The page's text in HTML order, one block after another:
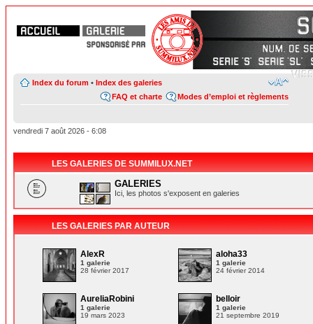
Index du forum • Index des galeries
Modes d’emploi et règlements
FAQ et charte
vendredi 7 août 2026 - 6:08
LES GALERIES DE SUMMILUX.NET
GALERIES
Ici, les photos s'exposent en galeries
LES GALERIES PAR AUTEUR
AlexR
1 galerie
28 février 2017
aloha33
1 galerie
24 février 2014
AureliaRobini
1 galerie
19 mars 2023
belloir
1 galerie
21 septembre 2019